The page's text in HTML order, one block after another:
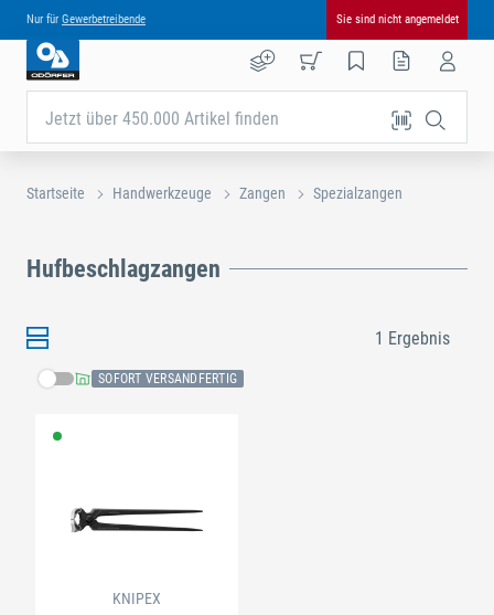
Nur für Gewerbetreibende Sie sind nicht angemeldet
Jetzt über 450.000 Artikel finden
Startseite Handwerkzeuge Zangen Spezialzangen
Hufbeschlagzangen
1 Ergebnis
SOFORT VERSANDFERTIG
KNIPEX